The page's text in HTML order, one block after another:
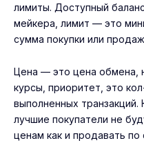
лимиты. Доступный
мейкера, лимит — это
сумма покупки или
Цена — это цена обмена,
курсы, приоритет, это
выполненных транзакций.
лучшие покупатели не
ценам как и продавать